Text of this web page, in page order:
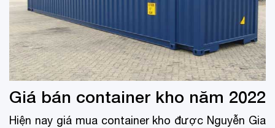
Giá bán container kho năm 2022
Hiện nay giá mua container kho được Nguyễn Gia